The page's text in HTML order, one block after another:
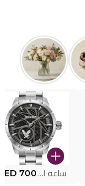
ساعة البوليس PEWJG2227302 700